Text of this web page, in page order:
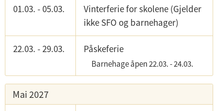
01.03. -05.03.
Vinterferie for skolene (Gjelder
ikke SFO og barnehager)
22.03. -29.03. Påskeferie
Barnehage åpen22.03.-24.03.
Mai 2027